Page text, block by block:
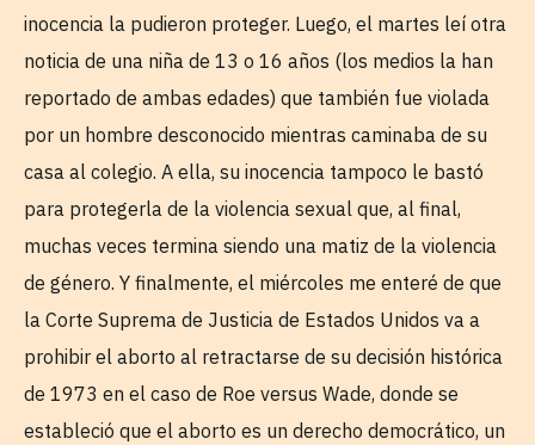
inocencia la pudieron proteger. Luego, el martes leí otra
noticia de una niña de 13 o 16 años (los medios la han
reportado de ambas edades) que también fue violada
por un hombre desconocido mientras caminaba de su
casa al colegio. A ella, su inocencia tampoco le bastó
para protegerla de la violencia sexual que, al final,
muchas veces termina siendo una matiz de la violencia
de género. Y finalmente, el miércoles me enteré de que
la Corte Suprema de Justicia de Estados Unidos va a
prohibir el aborto al retractarse de su decisión histórica
de 1973 en el caso de Roe versus Wade, donde se
estableció que el aborto es un derecho democrático, un